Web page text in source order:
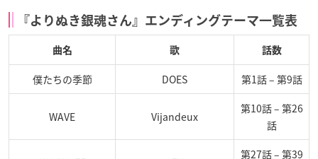
『よりぬき銀魂さん』エンディングテーマ一覧表
曲名 歌 話数
僕たちの季節 DOES 第1話 – 第9話
WAVE Vijandeux
第10話 – 第26
話
第27話 – 第39